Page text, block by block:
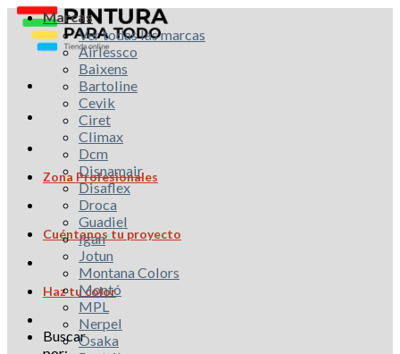
Zona Profesionales
Cuéntanos tu proyecto
Haz tu color
Buscar
Marcas
Ver todas las marcas
Airlessco
Baixens
Bartoline
Cevik
Ciret
Climax
Dcm
Disnamair
Disaflex
Droca
Guadiel
Igan
Jotun
Montana Colors
Montó
MPL
Nerpel
Osaka